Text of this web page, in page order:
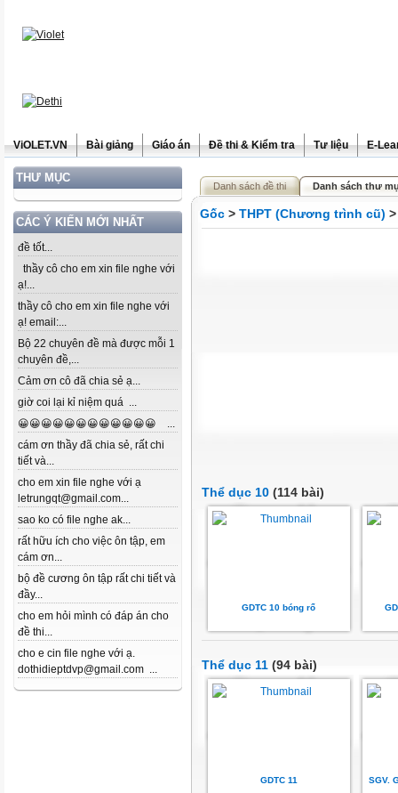
ViOLET.VN Bài giảng Giáo án Đề thi & Kiểm tra Tư liệu E-
THƯ MỤC
CÁC Ý KIẾN MỚI NHẤT
đề tốt...
thầy cô cho em xin file nghe với
ạ!...
thầy cô cho em xin file nghe với
ạ! email:...
Bộ 22 chuyên đề mà được mỗi 1
chuyên đề,...
Cảm ơn cô đã chia sẻ ạ...
giờ coi lại kỉ niệm quá ...
😀😀😀😀😀😀😀😀😀😀😀😀 ...
cám ơn thầy đã chia sẻ, rất chi
tiết và...
cho em xin file nghe với ạ
letrungqt@gmail.com...
sao ko có file nghe ak...
rất hữu ích cho việc ôn tập, em
cám ơn...
bộ đề cương ôn tập rất chi tiết và
đầy...
cho em hỏi mình có đáp án cho
đề thi...
cho e cin file nghe với ạ.
dothidieptdvp@gmail.com ...
Danh sách đề thi Danh sách thư
Gốc > THPT (Chương trình cũ)
Thể dục 10 (114 bài)
GDTC 10 bóng rổ
Thể dục 11 (94 bài)
GDTC 11 SGV.